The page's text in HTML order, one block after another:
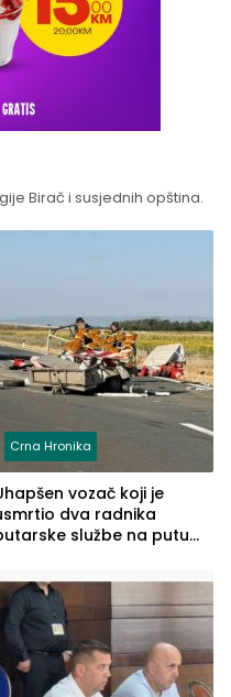
Birač i susjednih opština.
Crna Hronika
vozač koji je
dva radnika
službe na putu